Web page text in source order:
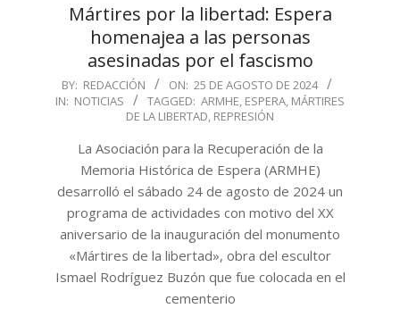
Mártires por la libertad: Espera
homenajea a las personas
asesinadas por el fascismo
2024-
08-
BY: REDACCIÓN ON: 25 DE AGOSTO DE 2024
IN: NOTICIAS TAGGED: ARMHE, ESPERA, MÁRTIRES
DE LA LIBERTAD, REPRESIÓN
La Asociación para la Recuperación de la
Memoria Histórica de Espera (ARMHE)
desarrolló el sábado 24 de agosto de 2024 un
programa de actividades con motivo del XX
aniversario de la inauguración del monumento
«Mártires de la libertad», obra del escultor
Ismael Rodríguez Buzón que fue colocada en el
cementerio